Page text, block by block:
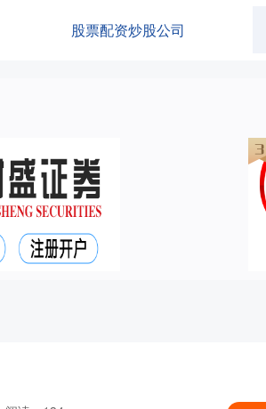
股票配资炒股公司